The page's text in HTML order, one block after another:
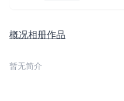
概况相册作品
暂无简介